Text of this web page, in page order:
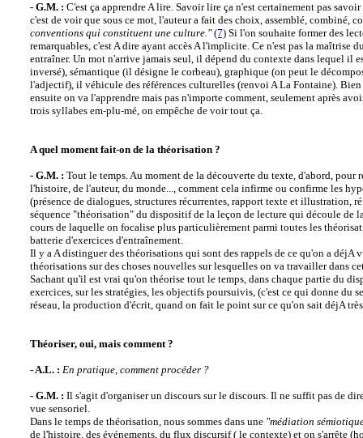
- G.M. : C'est ça apprendre A lire. Savoir lire ça n'est certainement pas
c'est de voir que sous ce mot, l'auteur a fait des choix, assemblé, combiné,
conventions qui constituent une culture." (7) Si l'on souhaite former des
remarquables, c'est A dire ayant accès A l'implicite. Ce n'est pas la
entraîner. Un mot n'arrive jamais seul, il dépend du contexte dans lequel il
inversé), sémantique (il désigne le corbeau), graphique (on peut le
l'adjectif), il véhicule des références culturelles (renvoi A La Fontaine).
ensuite on va l'apprendre mais pas n'importe comment, seulement après
trois syllabes em-plu-mé, on empêche de voir tout ça.
A quel moment fait-on de la théorisation ?
- G.M. : Tout le temps. Au moment de la découverte du texte, d'abord,
l'histoire, de l'auteur, du monde..., comment cela infirme ou confirme les
(présence de dialogues, structures récurrentes, rapport texte et illustration,
séquence "théorisation" du dispositif de la leçon de lecture qui découle de
cours de laquelle on focalise plus particulièrement parmi toutes les
batterie d'exercices d'entraînement.
Il y a A distinguer des théorisations qui sont des rappels de ce qu'on a
théorisations sur des choses nouvelles sur lesquelles on va travailler dans
Sachant qu'il est vrai qu'on théorise tout le temps, dans chaque partie du
exercices, sur les stratégies, les objectifs poursuivis, (c'est ce qui donne du
réseau, la production d'écrit, quand on fait le point sur ce qu'on sait déjA
Théoriser, oui, mais comment ?
- A.L. : En pratique, comment procéder ?
- G.M. : Il s'agit d'organiser un discours sur le discours. Il ne suffit pas de
vue sensoriel.
Dans le temps de théorisation, nous sommes dans une "médiation
de l'histoire, des événements, du flux discursif ( le contexte) et on s'arrête